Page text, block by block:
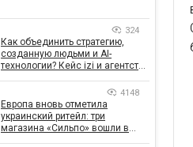
324
Как объединить стратегию,
созданную людьми и AI-
технологии? Кейс izi и агентства
4148
Европа вновь отметила
украинский ритейл: три
магазина «Сильпо» вошли в